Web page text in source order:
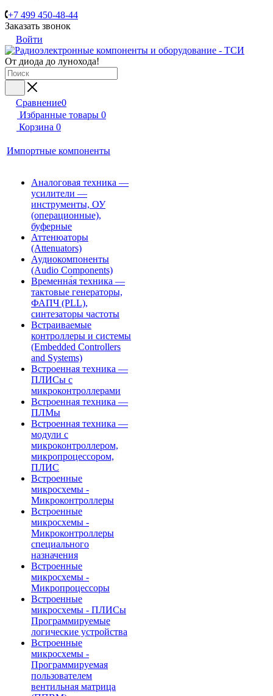
+7 499 450-48-44
Заказать звонок
Войти
От диода до лунохода!
Сравнение0
Избранные товары 0
Корзина 0
Импортные компоненты
Аналоговая техника —
усилители —
инструменты, ОУ
(операционные),
буферные
Аттенюаторы
(Attenuators)
Аудиокомпоненты
(Audio Components)
Временна́я техника —
тактовые генераторы,
ФАПЧ (PLL),
синтезаторы частоты
Встраиваемые
контроллеры и системы
(Embedded Controllers
and Systems)
Встроенная техника —
ПЛИСы с
микроконтроллерами
Встроенная техника —
ПЛМы
Встроенная техника —
модули с
микроконтроллером,
микропроцессором,
ПЛИС
Встроенные
микросхемы -
Микроконтроллеры
Встроенные
микросхемы -
Микроконтроллеры
специального
назначения
Встроенные
микросхемы -
Микропроцессоры
Встроенные
микросхемы - ПЛИСы
Программируемые
логические устройства
Встроенные
микросхемы -
Программируемая
пользователем
вентильная матрица